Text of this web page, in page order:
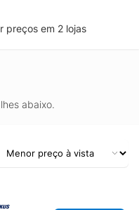
preços em 2 lojas
abaixo.